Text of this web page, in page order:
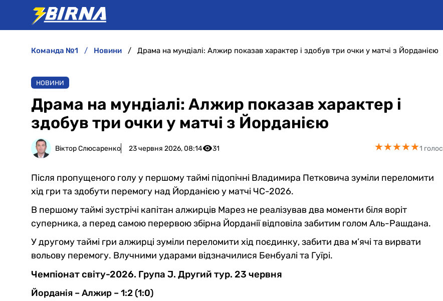
команда №1 новини Драма на мундіалі: Алжир показав характер і здобув три очки у матчі з Йорданією
НОВИНИ
Драма на мундіалі: Алжир показав характер і
здобув три очки у матчі з Йорданією
Віктор Слюсаренко 23 червня 2026, 08:14 31 ★★★★★
★★★★★1 голос
Після пропущеного голу у першому таймі підопічні Владимира Петковича зуміли переломити
хід гри та здобути перемогу над Йорданією у матчі ЧС-2026.
В першому таймі зустрічі капітан алжирців Марез не реалізував два моменти біля воріт
суперника, а перед самою перервою збірна Йорданії відповіла забитим голом Аль-Рашдана.
У другому таймі гри алжирці зуміли переломити хід поєдинку, забити два м’ячі та вирвати
вольову перемогу. Влучними ударами відзначилися Бенбуалі та Гуїрі.
Чемпіонат світу-2026. Група J. Другий тур. 23 червня
Йорданія – Алжир – 1:2 (1:0)